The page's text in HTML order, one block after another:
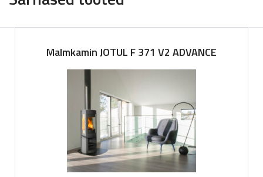
Malmkamin JOTUL F 371 V2 ADVANCE